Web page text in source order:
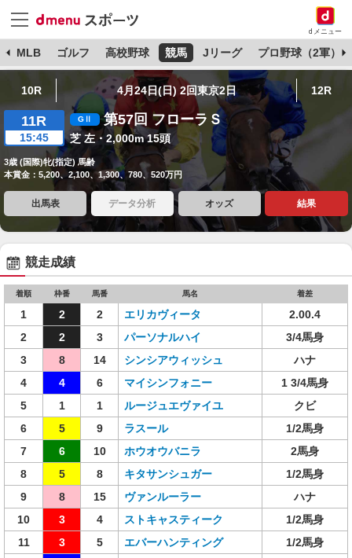
dメニュー
MLB ゴルフ 高校野球 競馬 Jリーグ プロ野球（2軍）
10R 4月24日(日) 2回東京2日 12R
11R
15:45
第57回 フローラＳ
芝 左・2,000m 15頭
3歳 (国際)牝(指定) 馬齢
本賞金：5,200、2,100、1,300、780、520万円
出馬表 データ分析 オッズ 結果
競走成績
着順 枠番 馬番 馬名 着差
1 2 2 エリカヴィータ
2.00.4
2
2 3 パーソナルハイ
3/4馬身
3
8 14 シンシアウィッシュ
ハナ
4
4 6 マイシンフォニー
1 3/4馬身
5
1 1 ルージュエヴァイユ
クビ
6
5 9 ラスール
1/2馬身
7
6 10 ホウオウバニラ
2馬身
8
5 8 キタサンシュガー
1/2馬身
9
8 15 ヴァンルーラー
ハナ
10
3 4 ストキャスティーク
1/2馬身
11
3 5 エバーハンティング
1/2馬身